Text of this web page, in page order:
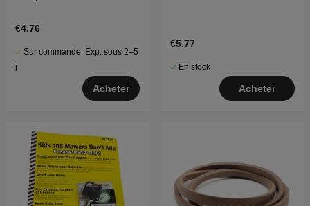
€4.76
Sur commande. Exp. sous 2–5
j
Acheter
€5.77
En stock
Acheter